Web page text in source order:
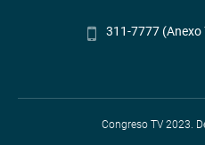
311-7777 (Anexo
Congreso TV 2023.